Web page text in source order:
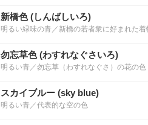
新橋色 (しんばしいろ)
明るい緑味の青／新橋の若者衆に好まれた着
勿忘草色 (わすれなぐさいろ)
明るい青／勿忘草（わすれなぐさ）の花の色
スカイブルー (sky blue)
明るい青／代表的な空の色